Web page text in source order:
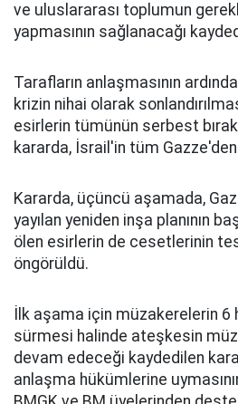
ve uluslararası toplumun
yapmasının sağlanacağı
Tarafların anlaşmasının
krizin nihai olarak
esirlerin tümünün serbest
kararda, İsrail'in tüm
Kararda, üçüncü aşamada,
yayılan yeniden inşa planının
ölen esirlerin de cesetlerinin
öngörüldü.
İlk aşama için müzakerelerin
sürmesi halinde ateşkesin
devam edeceği kaydedilen
anlaşma hükümlerine